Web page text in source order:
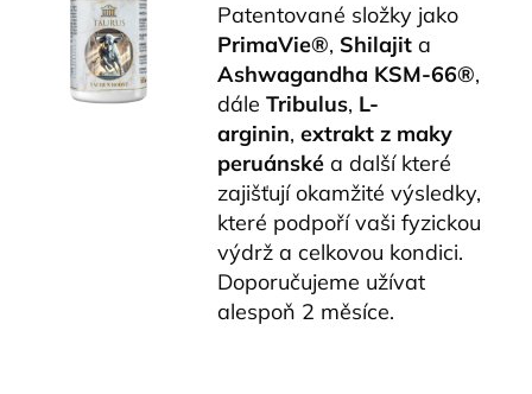
Patentované složky jako
PrimaVie®, Shilajita
Ashwagandha KSM-66®,
dále Tribulus, L-
arginin, extrakt z maky
peruánskéa další které
zajišťují okamžité výsledky,
které podpoří vaši fyzickou
výdrž a celkovou kondici.
Doporučujeme užívat
alespoň 2 měsíce.